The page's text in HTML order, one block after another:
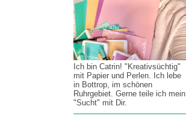
Ich bin Catrin! "Kreativsüchtig"
mit Papier und Perlen. Ich lebe
in Bottrop, im schönen
Ruhrgebiet. Gerne teile ich mein
"Sucht" mit Dir.